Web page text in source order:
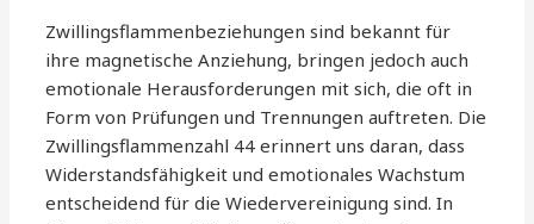
Zwillingsflammenbeziehungen sind bekannt für
ihre magnetische Anziehung, bringen jedoch auch
emotionale Herausforderungen mit sich, die oft in
Form von Prüfungen und Trennungen auftreten. Die
Zwillingsflammenzahl 44 erinnert uns daran, dass
Widerstandsfähigkeit und emotionales Wachstum
entscheidend für die Wiedervereinigung sind. In